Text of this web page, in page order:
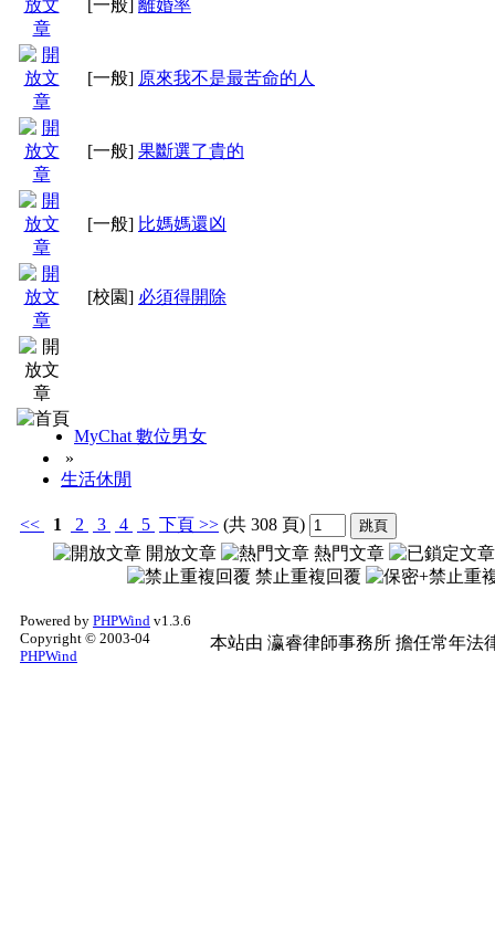
‧嚴禁千篇一律回文
‧嚴禁無意義回文 (
青天、一樓不給住、
失效文、盜連文等，
└獎勵：20～無
２、原創文章之獎勵
└
獎勵：50財富
[一般] 離婚率
[一般] 原來我不是最苦命的人
[一般] 果斷選了貴的
[一般] 比媽媽還凶
[校園] 必須得開除
MyChat 數位男女
»
生活休閒
<< 1 2 3 4 5 下頁 >> (共 308 頁)
開放文章
熱門文章
禁止重複回覆
Powered by PHPWind v1.3.6
Copyright © 2003-04
PHPWind
本站由 瀛睿律師事務所 擔任常年法